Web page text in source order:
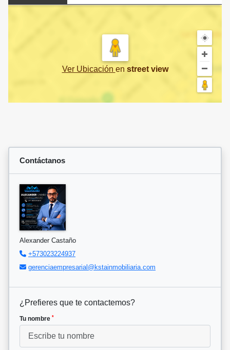
Ver Ubicación en street view
Contáctanos
Alexander Castaño
+573023224937
gerenciaempresarial@kstainmobiliaria.com
¿Prefieres que te contactemos?
Tu nombre *